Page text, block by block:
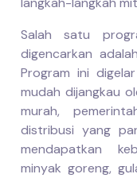
Salah satu
digencarkan
Program ini
mudah dijangkau
murah,
distribusi yang
mendapatkan
minyak goreng,